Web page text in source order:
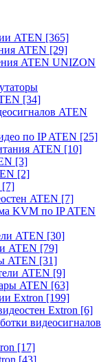
ATEN [365]
ATEN [29]
ATEN UNIZON
[34]
ATEN
по IP ATEN [25]
ATEN [10]
[3]
[2]
[7]
ATEN [7]
KVM по IP ATEN
ATEN [30]
ATEN [79]
ATEN [31]
ATEN [9]
ATEN [63]
Extron [199]
Extron [6]
видеосигналов
[17]
[43]